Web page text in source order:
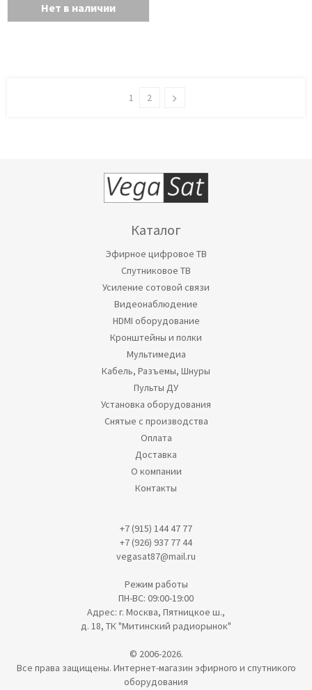
Нет в наличии
1 2
Каталог
Эфирное цифровое ТВ
Спутниковое ТВ
Усиление сотовой связи
Видеонаблюдение
HDMI оборудование
Кронштейны и полки
Мультимедиа
Кабель, Разъемы, Шнуры
Пульты ДУ
Установка оборудования
Снятые с производства
Оплата
Доставка
О компании
Контакты
+7 (915) 144 47 77
+7 (926) 937 77 44
vegasat87@mail.ru
Режим работы
ПН-ВС: 09:00-19:00
Адрес: г. Москва, Пятницкое ш.,
д. 18, ТК "Митинский радиорынок"
© 2006-2026.
Все права защищены. Интернет-магазин эфирного и спутникого
оборудования